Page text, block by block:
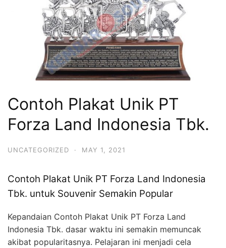
Contoh Plakat Unik PT
Forza Land Indonesia Tbk.
UNCATEGORIZED · MAY 1, 2021
Contoh Plakat Unik PT Forza Land Indonesia
Tbk. untuk Souvenir Semakin Popular
Kepandaian Contoh Plakat Unik PT Forza Land
Indonesia Tbk. dasar waktu ini semakin memuncak
akibat popularitasnya. Pelajaran ini menjadi cela